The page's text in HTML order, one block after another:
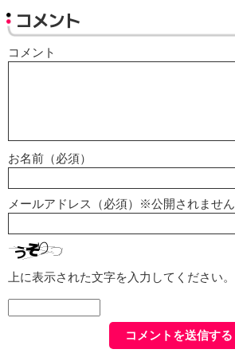
コメント
コメント
お名前（必須）
メールアドレス（必須）※公開されません
上に表示された文字を入力してください。